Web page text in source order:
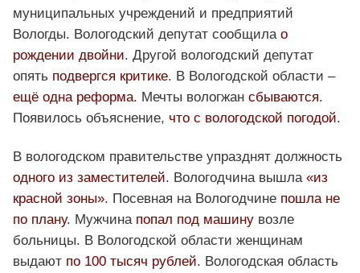
муниципальных учреждений и предприятий
Вологды. Вологодский депутат сообщила о
рождении двойни. Другой вологодский депутат
опять подвергся критике. В Вологодской области –
ещё одна реформа. Мечты вологжан сбываются.
Появилось объяснение, что с вологодской погодой.
В вологодском правительстве упразднят должность
одного из заместителей. Вологодчина вышла «из
красной зоны». Посевная на Вологодчине пошла не
по плану. Мужчина попал под машину возле
больницы. В Вологодской области женщинам
выдают по 100 тысяч рублей. Вологодская область